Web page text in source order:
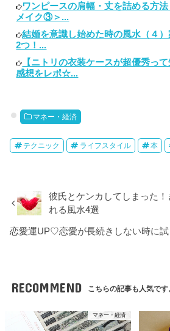
ワンピースの肩幅・丈を詰める方
メイク③＞...
結婚を意識し始めた時の風水（４
2つ！...
【ニトリの衣装ケースが超優秀っ
感想をレポ☆...
マネー・経済
テクニック ライフスタイル 本
彼氏とケンカしてしまった！
れる風水4選
恋愛運UP♡恋愛が長続きしない時に
RECOMMEND こちらの記事も人気です
マネー・経済